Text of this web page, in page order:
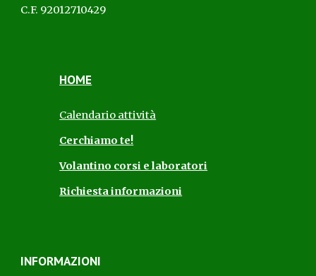
C.F. 92012710429
HOME
Calendario attività
Cerchiamo te!
Volantino corsi e laboratori
Richiesta informazioni
INFORMAZIONI